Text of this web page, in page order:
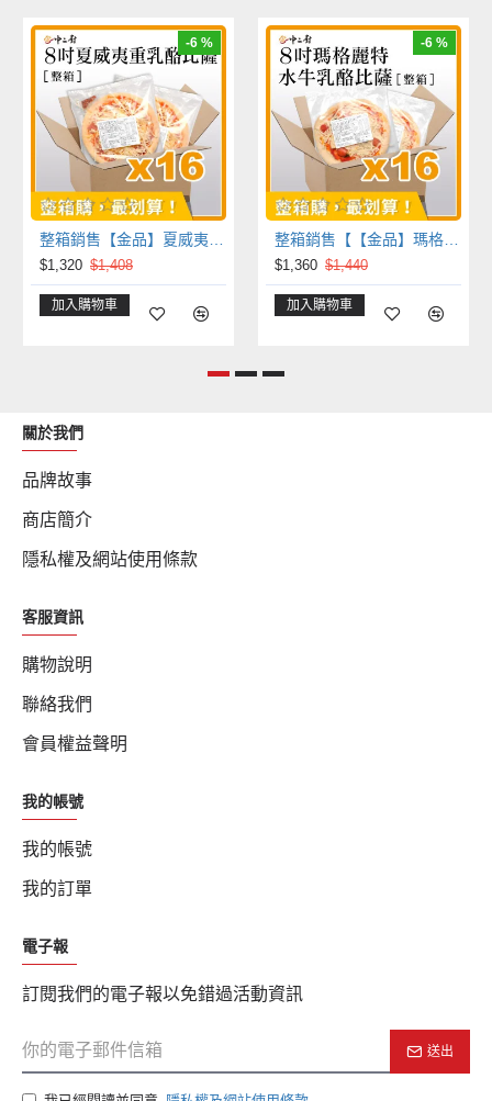
-6 %
$1,320 $1,408
加入購物車
-6 %
$1,360 $1,440
加入購物車
關於我們
品牌故事
商店簡介
隱私權及網站使用條款
客服資訊
購物說明
聯絡我們
會員權益聲明
我的帳號
我的帳號
我的訂單
電子報
訂閱我們的電子報以免錯過活動資訊
送出